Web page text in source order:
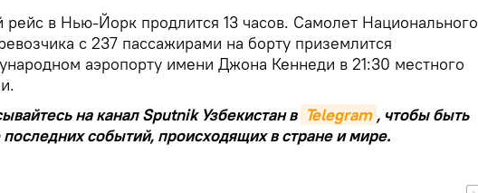
рейс в Нью-Йорк продлится 13 часов. Самолет Национального
с 237 пассажирами на борту приземлится
аэропорту имени Джона Кеннеди в 21:30 местного
на канал Sputnik Узбекистан в Telegram , чтобы быть
последних событий, происходящих в стране и мире.